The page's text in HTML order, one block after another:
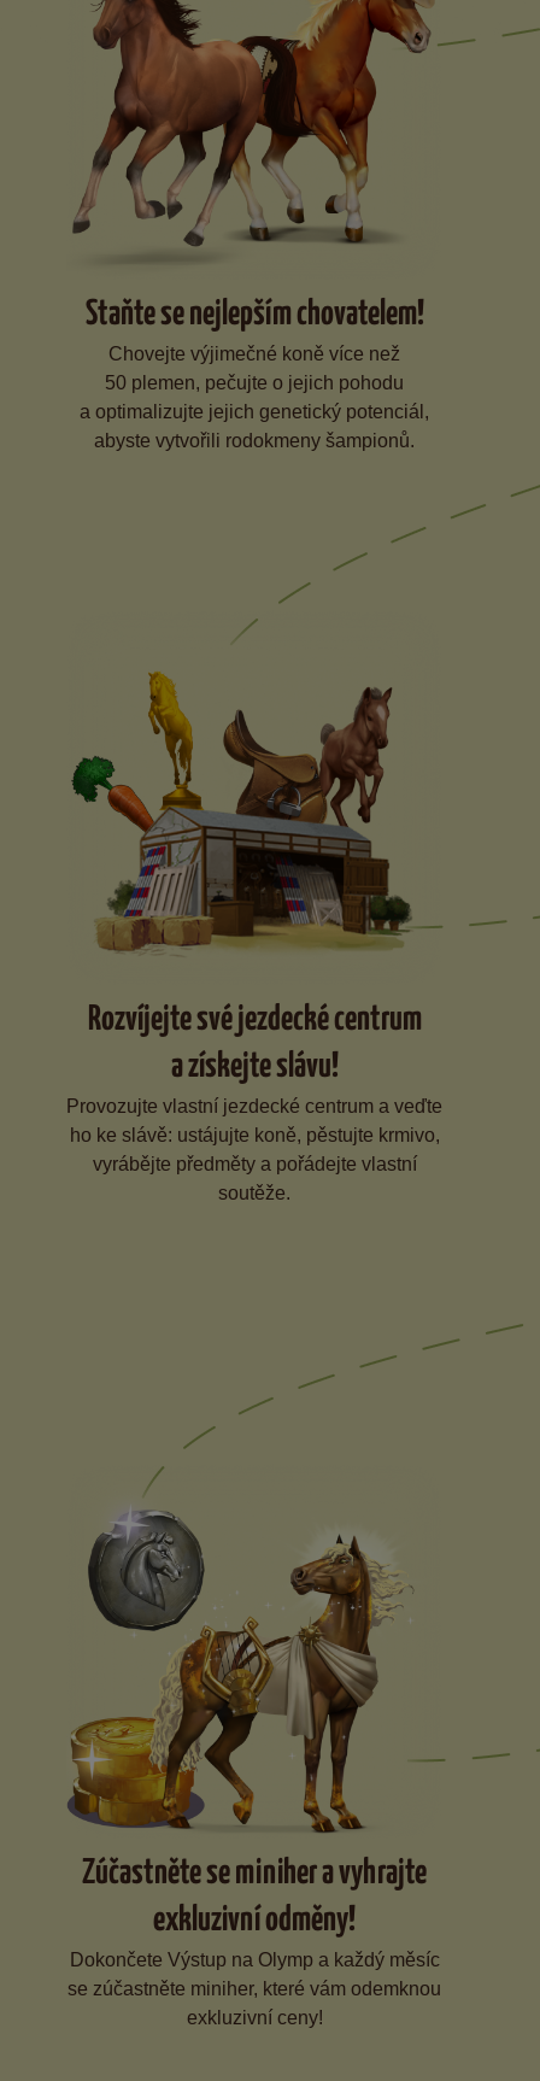
Staňte se nejlepším chovatelem!
Chovejte výjimečné koně více než
50 plemen, pečujte o jejich pohodu
a optimalizujte jejich genetický potenciál,
abyste vytvořili rodokmeny šampionů.
Rozvíjejte své jezdecké centrum
a získejte slávu!
Provozujte vlastní jezdecké centrum a veďte
ho ke slávě: ustájujte koně, pěstujte krmivo,
vyrábějte předměty a pořádejte vlastní
soutěže.
Zúčastněte se miniher a vyhrajte
exkluzivní odměny!
Dokončete Výstup na Olymp a každý měsíc
se zúčastněte miniher, které vám odemknou
exkluzivní ceny!